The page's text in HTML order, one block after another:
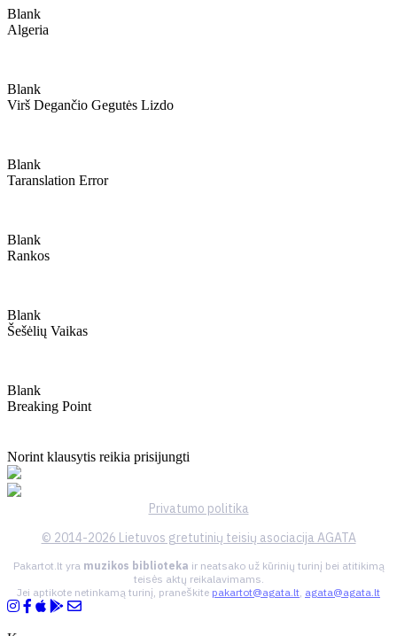
Blank
Algeria
Blank
Virš Degančio Gegutės Lizdo
Blank
Taranslation Error
Blank
Rankos
Blank
Šešėlių Vaikas
Blank
Breaking Point
Norint klausytis reikia prisijungti
Privatumo politika
© 2014-2026 Lietuvos gretutinių teisių asociacija AGATA
Pakartot.lt yra muzikos biblioteka ir neatsako už kūrinių turinį bei atitikimą
teisės aktų reikalavimams.
Jei aptikote netinkamą turinį, praneškite pakartot@agata.lt, agata@agata.lt